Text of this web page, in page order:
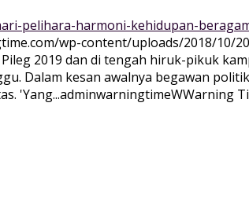
pelihara-harmoni-kehidupan-
wp-content/uploads/2018/10/
Pileg 2019 dan di tengah hiruk-pikuk
Dalam kesan awalnya begawan
'Yang...adminwarningtimeWWarning